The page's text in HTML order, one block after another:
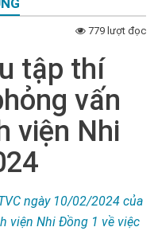
779 lượt đọc
tập thí
vấn
viện Nhi
ngày 10/02/2024 của
viện Nhi Đồng 1 về việc